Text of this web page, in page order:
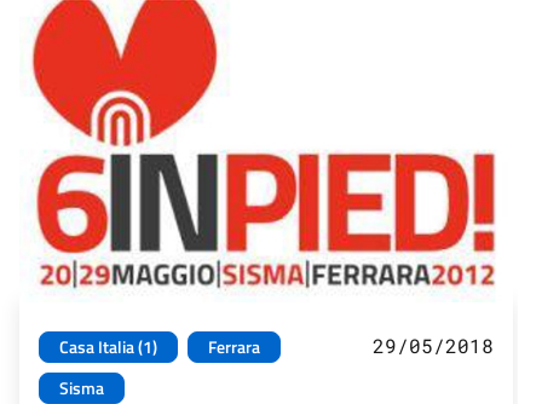
Casa Italia (1)
Ferrara
Sisma
29/05/2018